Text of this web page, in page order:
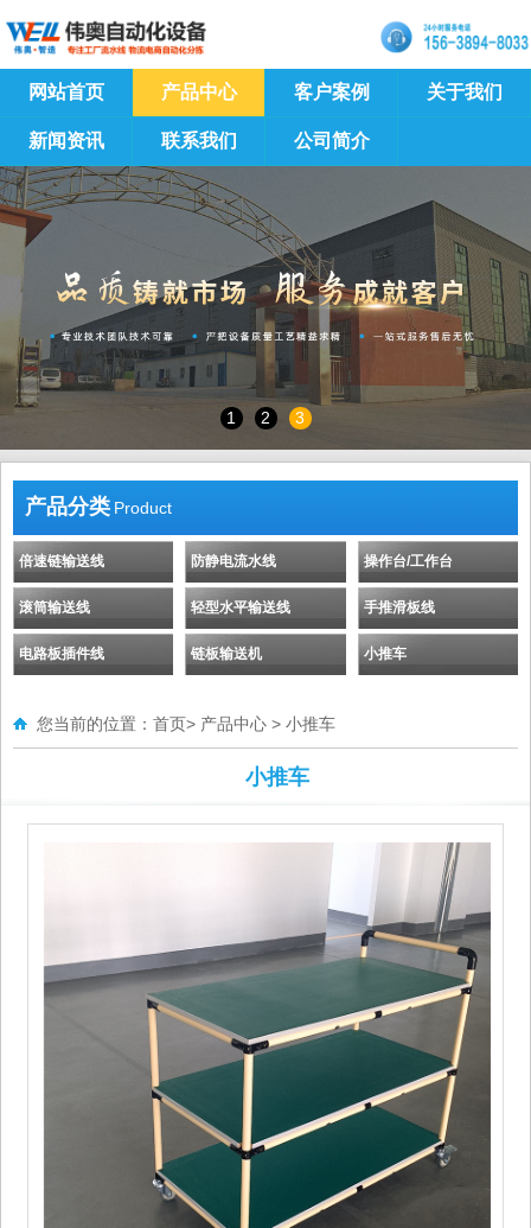
网站首页 产品中心 客户案例 关于我们
新闻资讯 联系我们 公司简介
1 2 3
产品分类 Product
倍速链输送线 防静电流水线 操作台/工作台
滚筒输送线 轻型水平输送线 手推滑板线
电路板插件线 链板输送机 小推车
您当前的位置： 首页> 产品中心 > 小推车
小推车